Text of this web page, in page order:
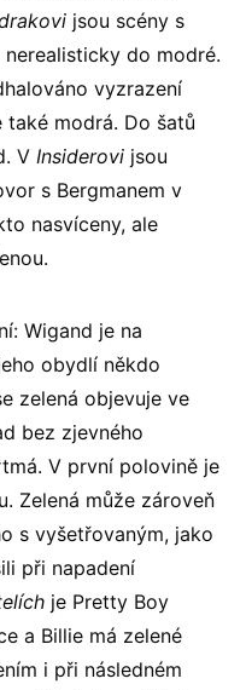
jsou scény s
do modré.
vyzrazení
také modrá. Do šatů
V Insiderovi jsou
s Bergmanem v
nasvíceny, ale
Wigand je na
obydlí někdo
zelená objevuje ve
bez zjevného
V první polovině je
Zelená může zároveň
s vyšetřovaným, jako
při napadení
je Pretty Boy
a Billie má zelené
i při následném